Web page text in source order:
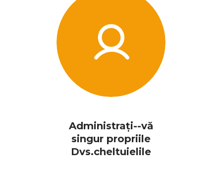
Administrați--vă
singur propriile
Dvs.cheltuielile